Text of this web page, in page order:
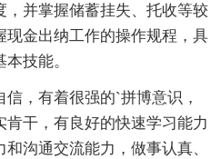
，并掌握储蓄挂失、托收等较
现金出纳工作的操作规程，具
技能。
，有着很强的`拼博意识，
干，有良好的快速学习能力
沟通交流能力，做事认真、